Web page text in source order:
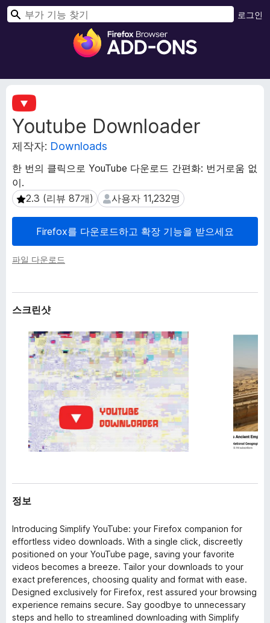
F
e
x
브
우
부
가
능
로그인
검
Youtube Downloader
제작자: Downloads
한 번의 클릭으로 YouTube 다운로드 간편화: 번거로움 없
이.
2.3 (리뷰 87개)
2.3 (리뷰 87개) 사용자 11,232명
사용자 11,232명
Firefox를 다운로드하고 확장 기능을 받으세요
파일 다운로드
확
장
메
타
데
터
스크린샷
정보
Introducing Simplify YouTube: your Firefox companion for
effortless video downloads. With a single click, discreetly
positioned on your YouTube page, saving your favorite
videos becomes a breeze. Tailor your downloads to your
exact preferences, choosing quality and format with ease.
Designed exclusively for Firefox, rest assured your browsing
experience remains secure. Say goodbye to unnecessary
steps and hello to streamlined downloading with Simplify